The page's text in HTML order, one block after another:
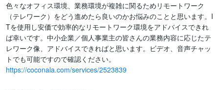
色々なオフィス環境、業務環境が複雑に関るためリモートワーク
（テレワーク）をどう進めたら良いのかお悩みのことと思います。I
Tを使用し安価で効率的なリモートワーク環境をアドバイスできれ
ば幸いです。中小企業／個人事業主の皆さんの業務内容に応じたテ
レワーク像、アドバイスできればと思います。ビデオ、音声チャッ
https://coconala.com/services/2523839